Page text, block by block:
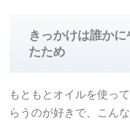
きっかけは誰か
たため
もともとオイルを使っ
らうのが好きで、こん